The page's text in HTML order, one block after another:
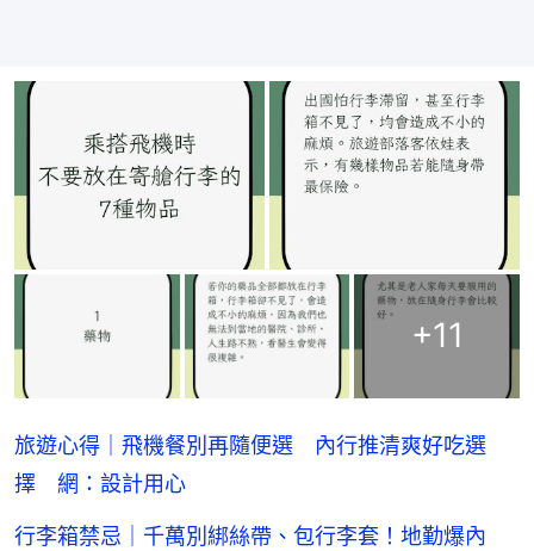
+11
旅遊心得｜飛機餐別再隨便選 內行推清爽好吃選
擇 網：設計用心
行李箱禁忌｜千萬別綁絲帶、包行李套！地勤爆內